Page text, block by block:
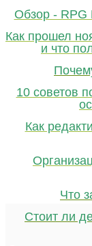
Обзор - RPG
Как прошел
и что
10 советов
Как
Что
Стоит ли